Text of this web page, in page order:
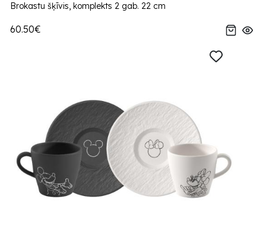
Brokastu šķīvis, komplekts 2 gab. 22 cm
60.50€